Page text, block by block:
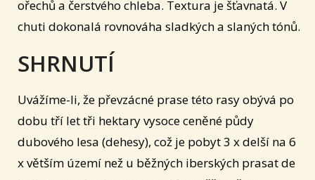
ořechů a čerstvého chleba. Textura je šťavnatá. V
chuti dokonalá rovnováha sladkých a slaných tónů.
SHRNUTÍ
Uvážíme-li, že převzácné prase této rasy obývá po
dobu tří let tři hektary vysoce ceněné půdy
dubového lesa (dehesy), což je pobyt 3 x delší na 6
x větším území než u běžných iberských prasat de